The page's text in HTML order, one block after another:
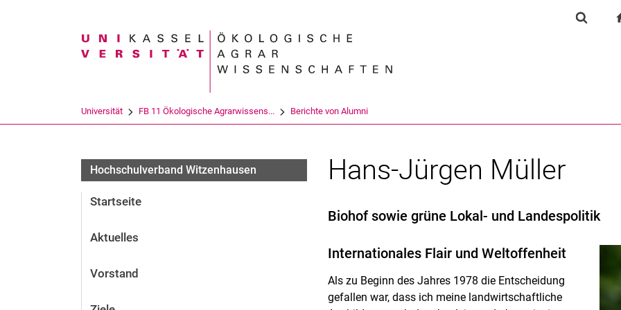
Springe direkt zu: Inhalt
Springe direkt zu: Suche
Springe direkt zu:
Suchbegriff
Universität FB 11 Ökologische Agrarwissens... Berichte von Alumni
Hochschulverband Witzenhausen
Startseite
Aktuelles
Vorstand
Hans-Jürgen Müller
Biohof sowie grüne Lokal- und Landespolitik
Internationales Flair und Weltoffenheit
Als zu Beginn des Jahres 1978 die Entscheidung
gefallen war, dass ich meine landwirtschaftliche